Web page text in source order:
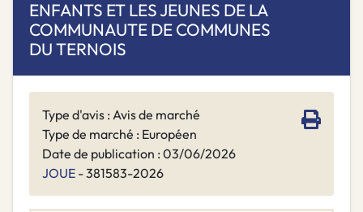
ENFANTS ET LES JEUNES DE LA
COMMUNAUTE DE COMMUNES
DU TERNOIS
Type d'avis : Avis de marché
Type de marché : Européen
Date de publication : 03/06/2026
JOUE - 381583-2026